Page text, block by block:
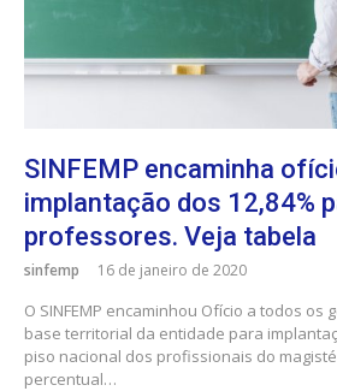
SINFEMP encaminha
implantação dos 12,84%
professores. Veja tabela
sinfemp 16 de janeiro de 2020
O SINFEMP encaminhou Ofício a todos os
base territorial da entidade para
piso nacional dos profissionais do
percentual…